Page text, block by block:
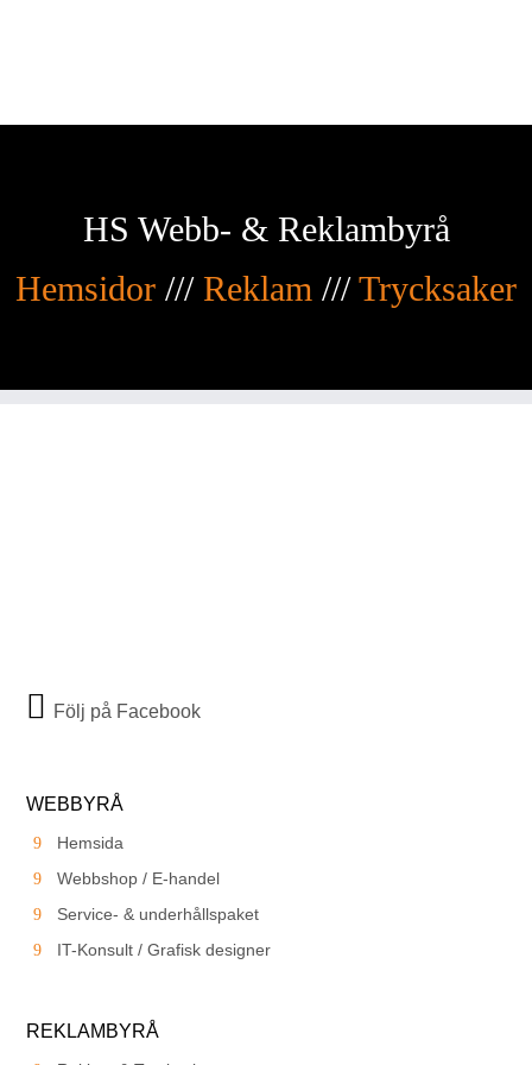
HS Webb- & Reklambyrå
Hemsidor /// Reklam ///Trycksaker
Följ på Facebook
WEBBYRÅ
Hemsida
Webbshop / E-handel
Service- & underhållspaket
IT-Konsult / Grafisk designer
REKLAMBYRÅ